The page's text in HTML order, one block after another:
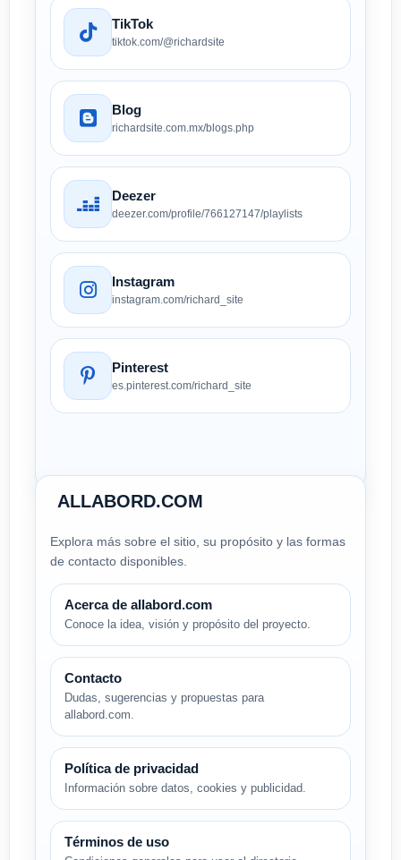
TikTok
tiktok.com/@richardsite
Blog
richardsite.com.mx/blogs.php
Deezer
deezer.com/profile/766127147/playlists
Instagram
instagram.com/richard_site
Pinterest
es.pinterest.com/richard_site
ALLABORD.COM
Explora más sobre el sitio, su propósito y las formas
de contacto disponibles.
Acerca de allabord.com
Conoce la idea, visión y propósito del proyecto.
Contacto
Dudas, sugerencias y propuestas para
allabord.com.
Política de privacidad
Información sobre datos, cookies y publicidad.
Términos de uso